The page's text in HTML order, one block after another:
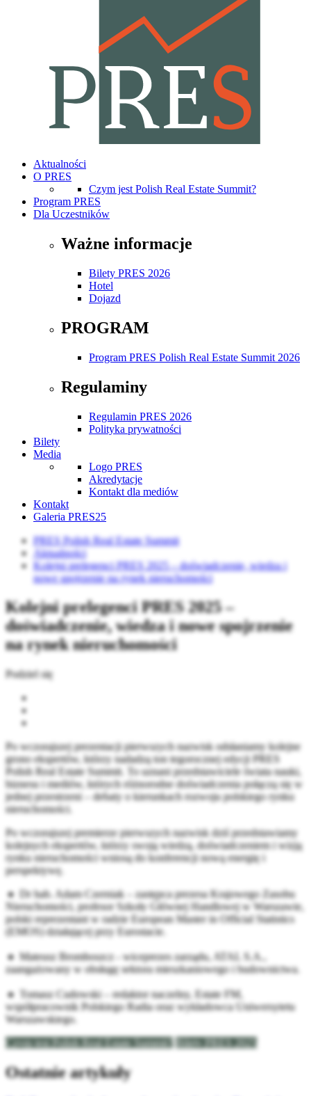
Aktualności
O PRES
Czym jest Polish Real Estate Summit?
Program PRES
Dla Uczestników
Ważne informacje
Bilety PRES 2026
Hotel
Dojazd
PROGRAM
Program PRES Polish Real Estate Summit 2026
Regulaminy
Regulamin PRES 2026
Polityka prywatności
Bilety
Media
Logo PRES
Akredytacje
Kontakt dla mediów
Kontakt
Galeria PRES25
PRES Polish Real Estate Summit
Aktualności
Kolejni prelegenci PRES 2025 – doświadczenie, wiedza i
nowe spojrzenie na rynek nieruchomości
Kolejni prelegenci PRES 2025 –
doświadczenie, wiedza i nowe spojrzenie
na rynek nieruchomości
Podziel się
Po wczorajszej prezentacji pierwszych nazwisk odsłaniamy kolejne
grono ekspertów, którzy nadadzą ton tegorocznej edycji PRES
Polish Real Estate Summit. To uznani przedstawiciele świata nauki,
biznesu i mediów, których różnorodne doświadczenia połączą się w
jednej przestrzeni – debaty o kierunkach rozwoju polskiego rynku
nieruchomości.
Po wczorajszej premierze pierwszych nazwisk dziś przedstawiamy
kolejnych ekspertów, którzy swoją wiedzą, doświadczeniem i wizją
rynku nieruchomości wniosą do konferencji nową energię i
perspektywę.
🔸 Dr hab. Adam Czerniak – zastępca prezesaKrajowego Zasobu
Nieruchomości, profesor Szkoły Głównej Handlowej w Warszawie,
polski reprezentant w radzie European Master in Official Statistics
(EMOS)działającej przy Eurostacie.
🔸 Mateusz Bromboszcz - wiceprezes zarządu, ATAL S.A.,
zaangażowany w obsługę sektora mieszkaniowego i budownictwa.
🔸 Tomasz Cudowski – redaktor naczelny, Estate FM,
współpracownik Polskiego Radiaoraz wykładowca
Uniwersytetu
Warszawskiego.
Czym jest Polish Real Estate Summit?
Bilety PRES 2025
Ostatnie artykuły